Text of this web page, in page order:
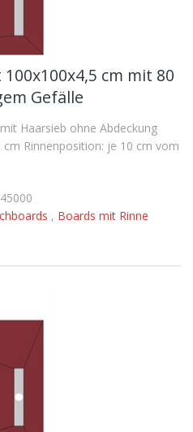
cm mit 80
Gefälle
Haarsieb ohne Abdeckung
Rinnenposition: je 10 cm vom
, Boards mit Rinne